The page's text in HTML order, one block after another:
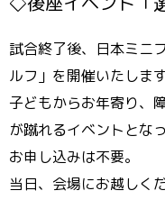
試合終了後、日本ミニ
ルフ」を開催いたします
子どもからお年寄り、
が蹴れるイベントとな
お申し込みは不要。
当日、会場にお越しく